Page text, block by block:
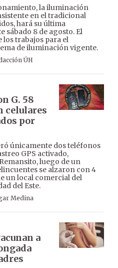
la iluminación
en el tradicional
hará su última
sábado 8 de agosto. El
los trabajos para el
de iluminación vigente.
ÚH
G. 58
celulares
por
únicamente dos teléfonos
GPS activado,
luego de un
se alzaron con 4
un local comercial del
del Este.
Medina
a